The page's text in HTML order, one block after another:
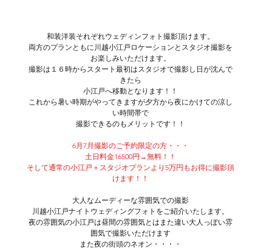
和装洋装それぞれウェディンフォト撮影頂けます。
両方のプランともに川越小江戸ロケーションとスタジオ撮影を
お楽しみいただけます。
撮影は１６時からスタート最初はスタジオで撮影し日が沈んで
きたら
小江戸へ移動となります！！
これから暑い時期がやってきますが夕方から夜にかけての涼し
い時間帯で
撮影できるのもメリットです！！
6月7月撮影のご予約限定の方・・・
土日料金16500円→無料！！
そして通常の小江戸＋スタジオプランより5万円もお得に撮影頂
けます！！
大人なムーディーな雰囲気での撮影
川越小江戸ナイトウェディングフォトをご紹介いたします。
夜の雰囲気の小江戸は昼間の雰囲気とはまた違い大人っぽい雰
囲気で撮影いただけます
また夜の街頭のネオン・・・・